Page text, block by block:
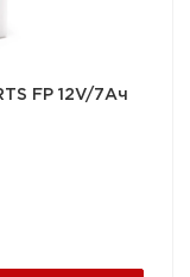
FP 12V/7Ач